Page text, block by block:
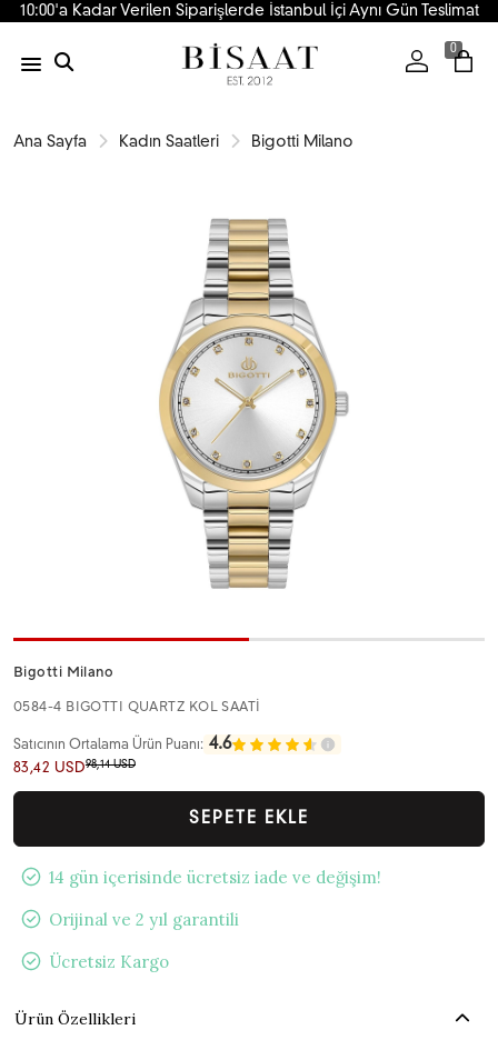
10:00'a Kadar Verilen Siparişlerde İstanbul İçi Aynı Gün Teslimat
0
Ana Sayfa Kadın Saatleri Bigotti Milano
Bigotti Milano
0584-4 BIGOTTI QUARTZ KOL SAATİ
Satıcının Ortalama Ürün Puanı: 4.6
83,42 USD98,14 USD
SEPETE EKLE
14 gün içerisinde ücretsiz iade ve değişim!
Orijinal ve 2 yıl garantili
Ücretsiz Kargo
Ürün Özellikleri